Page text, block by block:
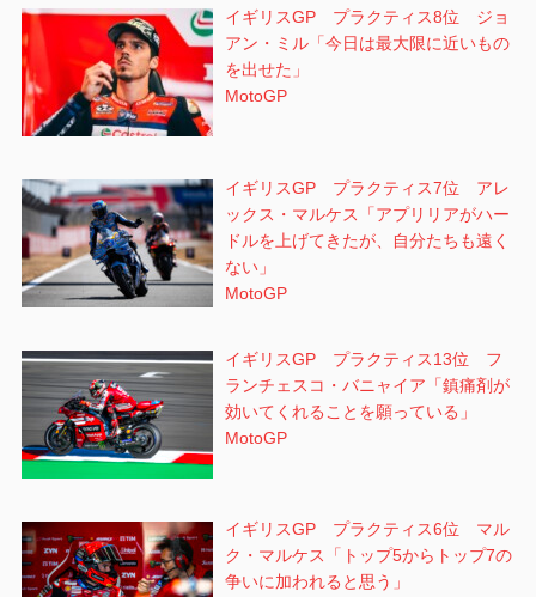
イギリスGP プラクティス8位 ジョ
アン・ミル「今日は最大限に近いもの
を出せた」
MotoGP
イギリスGP プラクティス7位 アレ
ックス・マルケス「アプリリアがハー
ドルを上げてきたが、自分たちも遠く
ない」
MotoGP
イギリスGP プラクティス13位 フ
ランチェスコ・バニャイア「鎮痛剤が
効いてくれることを願っている」
MotoGP
イギリスGP プラクティス6位 マル
ク・マルケス「トップ5からトップ7の
争いに加われると思う」